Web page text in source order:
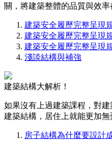
關，將建築整體的品質與效率
建築安全履歷完整呈現
建築安全履歷完整呈現
建築安全履歷完整呈現
淺談結構與補強
建築結構大解析！
如果沒有上過建築課程，對
建築結構，居住上就能更加無
房子結構為什麼要設計